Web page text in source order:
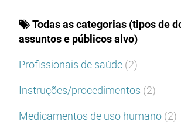
Todas as categorias (tipos de
assuntos e públicos alvo)
Profissionais de saúde (2)
Instruções/procedimentos (2)
Medicamentos de uso humano (2)